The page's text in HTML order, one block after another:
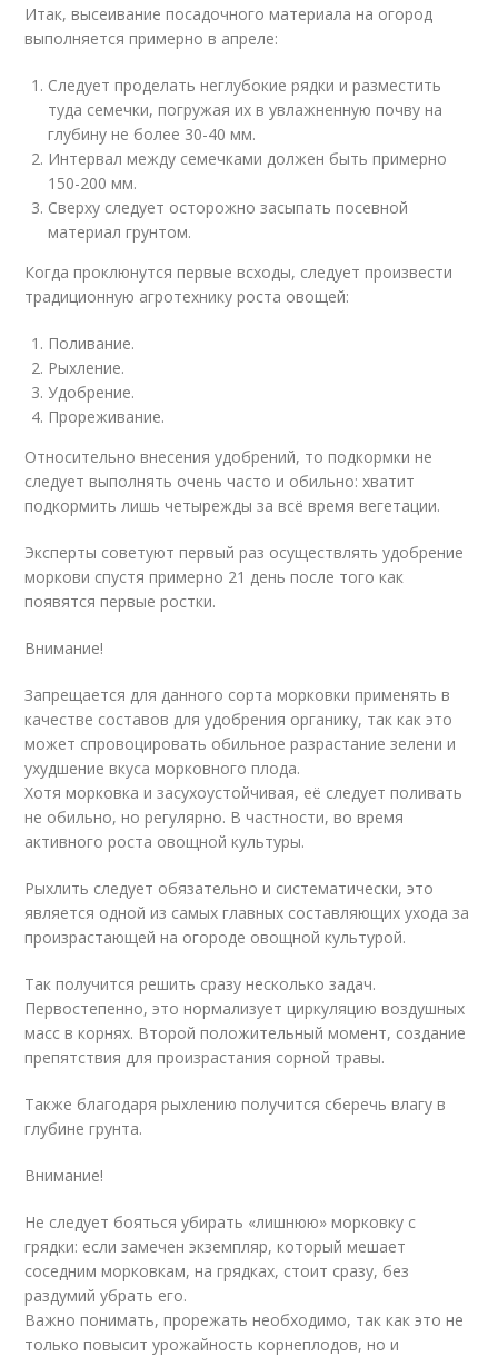
Итак, высеивание посадочного материала на огород
выполняется примерно в апреле:
Следует проделать неглубокие рядки и разместить
туда семечки, погружая их в увлажненную почву на
глубину не более 30-40 мм.
Интервал между семечками должен быть примерно
150-200 мм.
Сверху следует осторожно засыпать посевной
материал грунтом.
Когда проклюнутся первые всходы, следует произвести
традиционную агротехнику роста овощей:
Поливание.
Рыхление.
Удобрение.
Прореживание.
Относительно внесения удобрений, то подкормки не
следует выполнять очень часто и обильно: хватит
подкормить лишь четырежды за всё время вегетации.
Эксперты советуют первый раз осуществлять удобрение
моркови спустя примерно 21 день после того как
появятся первые ростки.
Внимание!
Запрещается для данного сорта морковки применять в
качестве составов для удобрения органику, так как это
может спровоцировать обильное разрастание зелени и
ухудшение вкуса морковного плода.
Хотя морковка и засухоустойчивая, её следует поливать
не обильно, но регулярно. В частности, во время
активного роста овощной культуры.
Рыхлить следует обязательно и систематически, это
является одной из самых главных составляющих ухода за
произрастающей на огороде овощной культурой.
Так получится решить сразу несколько задач.
Первостепенно, это нормализует циркуляцию воздушных
масс в корнях. Второй положительный момент, создание
препятствия для произрастания сорной травы.
Также благодаря рыхлению получится сберечь влагу в
глубине грунта.
Внимание!
Не следует бояться убирать «лишнюю» морковку с
грядки: если замечен экземпляр, который мешает
соседним морковкам, на грядках, стоит сразу, без
раздумий убрать его.
Важно понимать, прорежать необходимо, так как это не
только повысит урожайность корнеплодов, но и